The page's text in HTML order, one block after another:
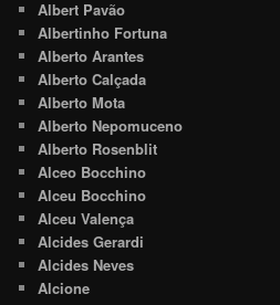
Albert Pavão
Albertinho Fortuna
Alberto Arantes
Alberto Calçada
Alberto Mota
Alberto Nepomuceno
Alberto Rosenblit
Alceo Bocchino
Alceu Bocchino
Alceu Valença
Alcides Gerardi
Alcides Neves
Alcione